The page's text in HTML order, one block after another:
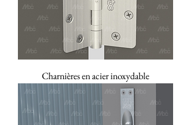
Charnières en acier inoxydable